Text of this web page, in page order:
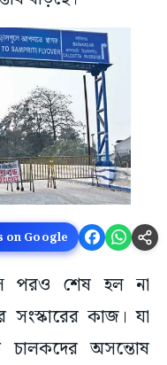
on Google
পরও শেষ হল না
সংস্কারের কাজ। যা
চালকদের অসন্তোষ